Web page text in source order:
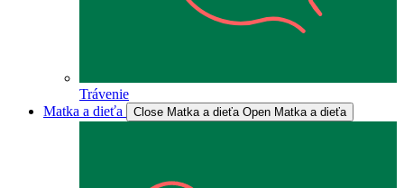
Trávenie
Matka a dieťa
Close Matka a dieťa Open Matka a dieťa